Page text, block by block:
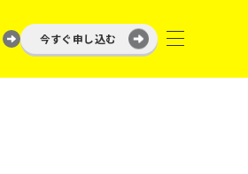
今すぐ申し込む